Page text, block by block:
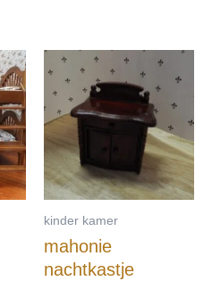
kinder kamer
mahonie
nachtkastje